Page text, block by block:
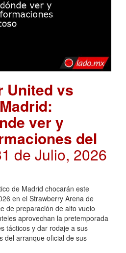
United vs
ver y
del
de Julio, 2026
de Madrid chocarán este
en el Strawberry Arena de
de preparación de alto vuelo
aprovechan la pretemporada
tácticos y dar rodaje a sus
del arranque oficial de sus